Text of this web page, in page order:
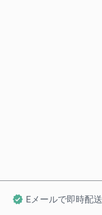
Eメールで即時配送